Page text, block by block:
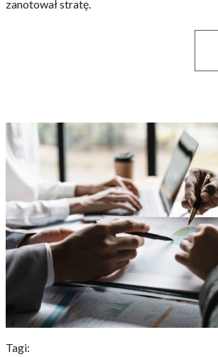
zanotował stratę.
Tagi: